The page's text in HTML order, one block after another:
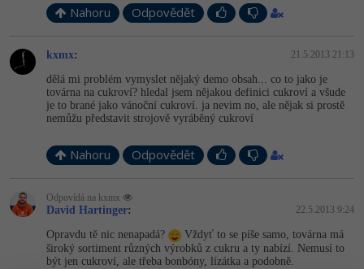
Nahoru Odpovědět
kxmx: 21.5.2013 21:13
dělá mi problém vymyslet nějaký demo obsah... co to jako je
továrna na cukroví? hledal jsem nějakou definici cukroví a všude
je to brané jako vánoční cukroví. ja nevim no, ale nějak si prostě
nemůžu představit strojově vyráběný cukroví
Nahoru Odpovědět
Odpovídá na kxmx
David Hartinger: 22.5.2013 9:24
Opravdu tě nic nenapadá?
Vždyť to se píše samo, továrna má
široký sortiment různých výrobků z cukru a ty nabízí. Nemusí to
být jen cukroví, ale třeba bonbóny, lízátka a podobně.